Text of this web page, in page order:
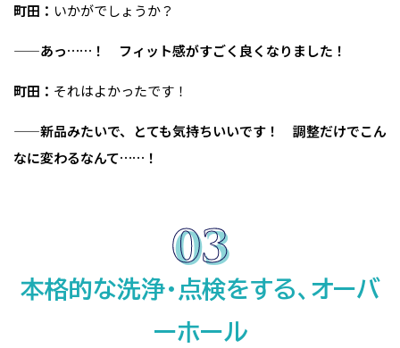
町田： いかがでしょうか？
——あっ……！ フィット感がすごく良くなりました！
町田： それはよかったです！
——新品みたいで、とても気持ちいいです！ 調整だけでこん
なに変わるなんて……！
本格的な洗浄・点検をする、オーバ
ーホール